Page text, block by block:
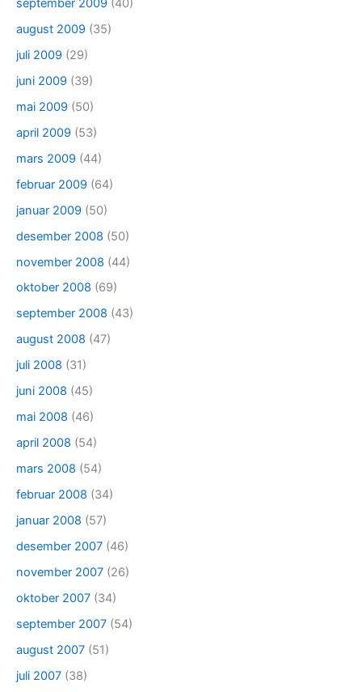
september 2009 (40)
august 2009 (35)
juli 2009 (29)
juni 2009 (39)
mai 2009 (50)
april 2009 (53)
mars 2009 (44)
februar 2009 (64)
januar 2009 (50)
desember 2008 (50)
november 2008 (44)
oktober 2008 (69)
september 2008 (43)
august 2008 (47)
juli 2008 (31)
juni 2008 (45)
mai 2008 (46)
april 2008 (54)
mars 2008 (54)
februar 2008 (34)
januar 2008 (57)
desember 2007 (46)
november 2007 (26)
oktober 2007 (34)
september 2007 (54)
august 2007 (51)
juli 2007 (38)